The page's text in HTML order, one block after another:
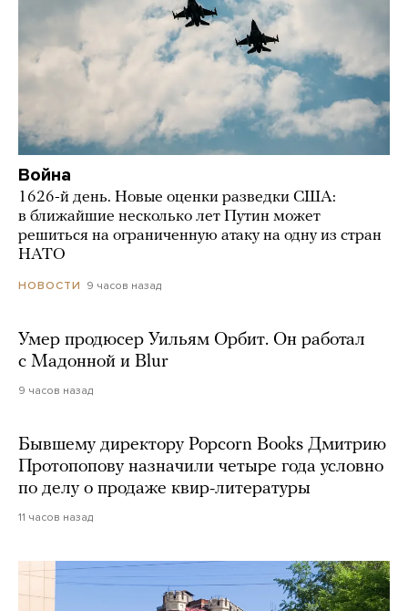
Война
1626-й день. Новые оценки разведки США:
в ближайшие несколько лет Путин может
решиться на ограниченную атаку на одну из стран
НАТО
НОВОСТИ 9 часов назад
Умер продюсер Уильям Орбит. Он работал
с Мадонной и Blur
9 часов назад
Бывшему директору Popcorn Books Дмитрию
Протопопову назначили четыре года условно
по делу о продаже квир-литературы
11 часов назад